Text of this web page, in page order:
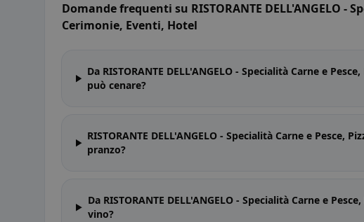
Domande frequenti su RISTORANTE DELL'ANGELO -
Cerimonie, Eventi, Hotel
Da RISTORANTE DELL'ANGELO - Specialità Carne e
può cenare?
RISTORANTE DELL'ANGELO - Specialità Carne e Pesce,
pranzo?
Da RISTORANTE DELL'ANGELO - Specialità Carne e
vino?